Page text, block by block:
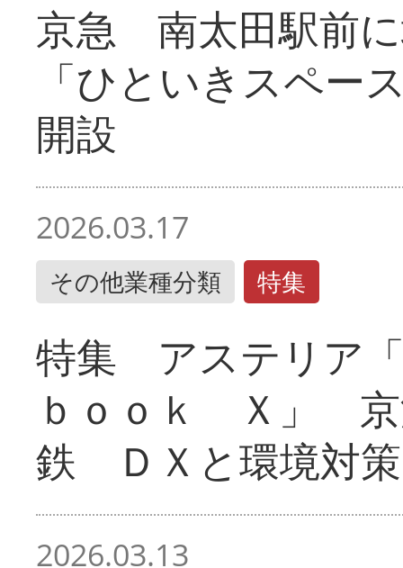
京急 南太田駅前
「ひといきスペー
開設
2026.03.17
その他業種分類 特集
特集 アステリア
ｂｏｏｋ Ｘ」 京
鉄 ＤＸと環境対策
2026.03.13